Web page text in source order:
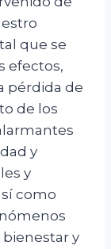
que se
efectos,
pérdida de
de los
y
y
como
y